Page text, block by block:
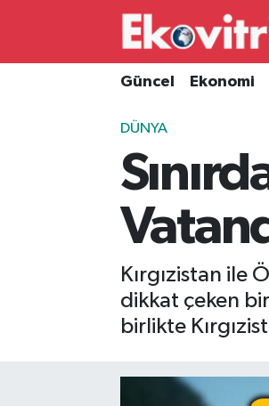
Güncel Ekonomi
DÜNYA
Kırgızistan ile
dikkat çeken
birlikte
Güncel
Borsa Haberleri
İş Dünyası
Hava Durumu
Süper Lig Puan Durumu ve
Tüm Manşetler
Son Dakika Haberleri
Haber Arşivi